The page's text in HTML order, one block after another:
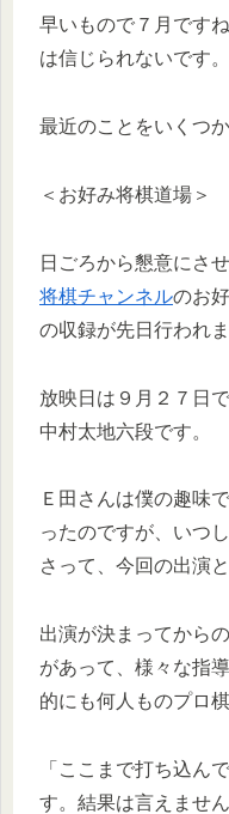
早いもので７月です
は信じられないです。
最近のことをいくつか
＜お好み将棋道場＞
日ごろから懇意にさ
将棋チャンネルのお
の収録が先日行われま
放映日は９月２７日
中村太地六段です。
Ｅ田さんは僕の趣味
ったのですが、いつ
さって、今回の出演
出演が決まってから
があって、様々な指
的にも何人ものプロ
「ここまで打ち込ん
す。結果は言えませ